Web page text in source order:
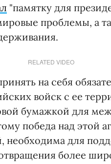
"памятку для
проблемы, а
RELATED VIDEO
на себя
войск с ее
бумажкой для
победа над этой
необходима для
более